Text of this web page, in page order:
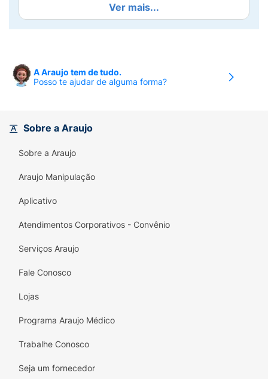
da Cartago. É o visual clássico e premium do
couro aliado à praticidade de um calçado
é levemente anatômica, garantindo um calce
perfeito que acomoda a sola dos pés de
adiciona um charme extra e sofisticado ao
design. Produzido com materiais flexíveis,
leves e de alta durabilidade, ele conta com
um solado antiderrapante para garantir
no fim de semana ou no merecido descanso
em casa.
imita couro, detalhes de costura e pin
Conforto Anatômico:
proporcionando descanso prolongado sem
Ver mais...
A Araujo tem de tudo.
Posso te ajudar de alguma forma?
Sobre a Araujo
Sobre a Araujo
Araujo Manipulação
Aplicativo
Atendimentos Corporativos - Convênio
Serviços Araujo
Fale Conosco
Lojas
Programa Araujo Médico
Trabalhe Conosco
Seja um fornecedor